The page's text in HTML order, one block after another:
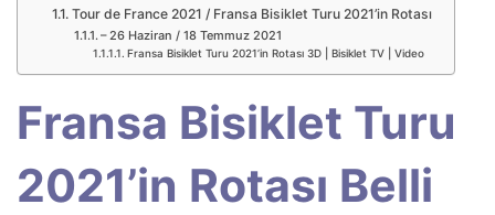
Tour de France 2021 / Fransa Bisiklet Turu 2021’in Rotası
– 26 Haziran / 18 Temmuz 2021
Fransa Bisiklet Turu 2021’in Rotası 3D | Bisiklet TV | Video
Fransa Bisiklet Turu
2021’in Rotası Belli